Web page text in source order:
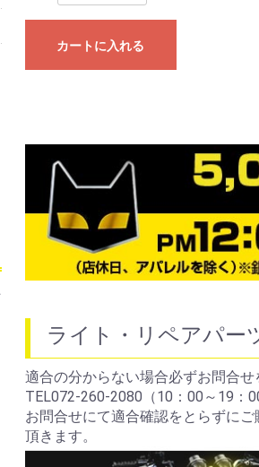
カートに入れる
お買い物を続ける
ライト・リペアパー
適合の分からない場合必ずお問合せ
TEL072-260-2080（10：00～19：
お問合せにて適合確認をとらずに
頂きます。